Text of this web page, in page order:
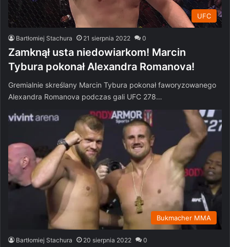
UFC
Bartłomiej Stachura 21 sierpnia 2022 0
Zamknął usta niedowiarkom! Marcin
Tybura pokonał Alexandra Romanova!
Gremialnie skreślany Marcin Tybura pokonał faworyzowanego
Alexandra Romanova podczas gali UFC 278…
Bukmacher MMA
Bartłomiej Stachura 20 sierpnia 2022 0